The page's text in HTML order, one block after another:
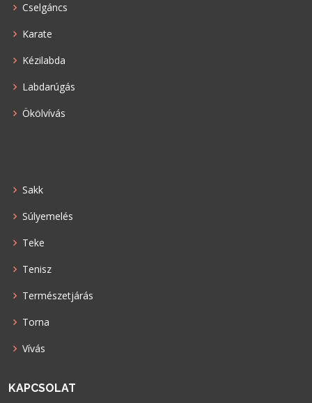
Cselgáncs
Karate
Kézilabda
Labdarúgás
Ökölvívás
Sakk
Súlyemelés
Teke
Tenisz
Természetjárás
Torna
Vívás
KAPCSOLAT